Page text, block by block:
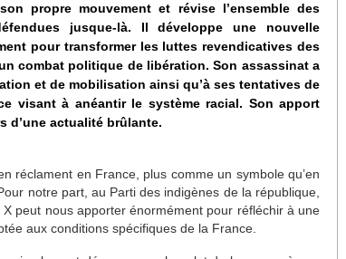
propre mouvement et révise l’ensemble des
jusque-là. Il développe une nouvelle
pour transformer les luttes revendicatives des
combat politique de libération. Son assassinat a
et de mobilisation ainsi qu’à ses tentatives de
visant à anéantir le système racial. Son apport
d’une actualité brûlante.
réclament en France, plus comme un symbole qu’en
notre part, au Parti des indigènes de la république,
peut nous apporter énormément pour réfléchir à une
aux conditions spécifiques de la France.